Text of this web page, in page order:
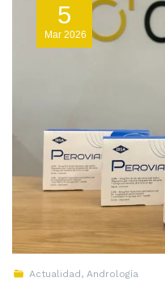
5
Mar 2026
Actualidad , Andrología